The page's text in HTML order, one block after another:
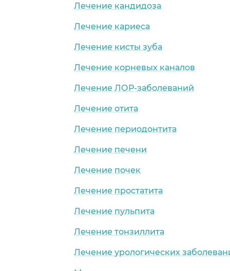
Лечение кандидоза
Лечение кариеса
Лечение кисты зуба
Лечение корневых каналов
Лечение ЛОР-заболеваний
Лечение отита
Лечение периодонтита
Лечение печени
Лечение почек
Лечение простатита
Лечение пульпита
Лечение тонзиллита
Лечение урологических